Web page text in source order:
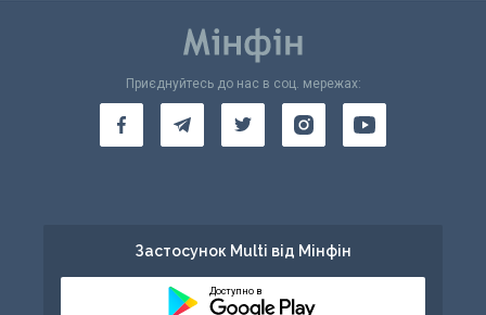
Приєднуйтесь до нас в соц. мережах:
Застосунок Multi від Мінфін
Доступно в